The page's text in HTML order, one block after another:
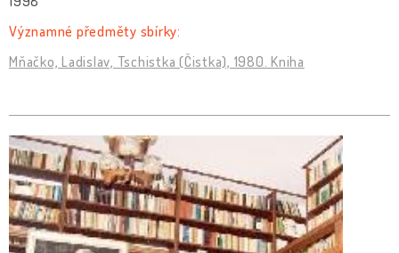
Významné předměty sbírky:
Mňačko, Ladislav, Tschistka (Čistka), 1980. Kniha